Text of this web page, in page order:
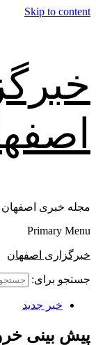
Skip to content
مجله خبری اصفهان
Primary Menu
خبرگزاری اصفهان
جستجو برای:
خبر جدید
پیش‌ بینی